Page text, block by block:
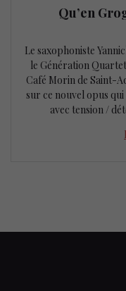
Qu’en
Le saxophoniste
le Génération
Café Morin de Saint-
sur ce nouvel opus
avec tension /